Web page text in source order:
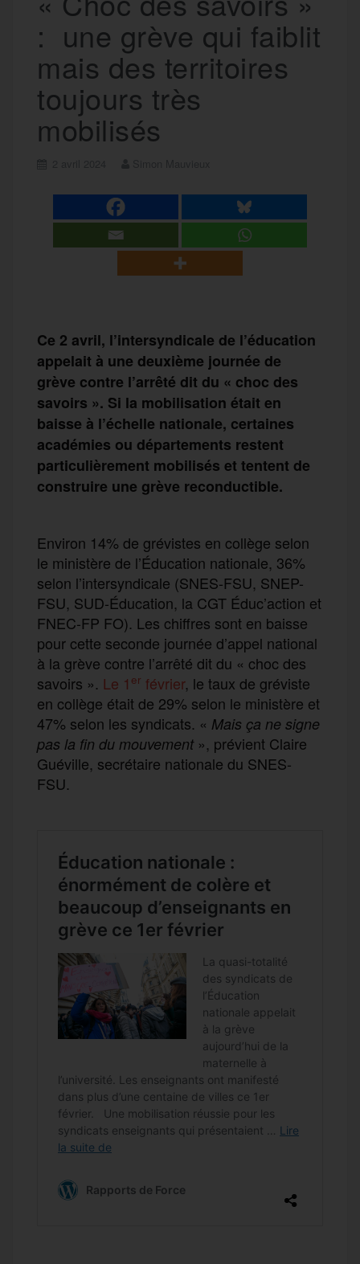
: une grève qui faiblit
mais des territoires
toujours très
mobilisés
Ce 2 avril, l’intersyndicale de l’éducation
appelait à une deuxième journée de
grève contre l’arrêté dit du « choc des
savoirs ». Si la mobilisation était en
baisse à l’échelle nationale, certaines
académies ou départements restent
particulièrement mobilisés et tentent de
construire une grève reconductible.
Environ 14% de grévistes en collège selon
le ministère de l’Éducation nationale, 36%
selon l’intersyndicale (SNES-FSU, SNEP-
FSU, SUD-Éducation, la CGT Éduc’action et
FNEC-FP FO). Les chiffres sont en baisse
pour cette seconde journée d’appel national
à la grève contre l’arrêté dit du « choc des
savoirs ». Le 1 er février, le taux de gréviste
en collège était de 29% selon le ministère et
47% selon les syndicats. « Mais ça ne signe
pas la fin du mouvement», prévient Claire
Guéville, secrétaire nationale du SNES-
FSU.